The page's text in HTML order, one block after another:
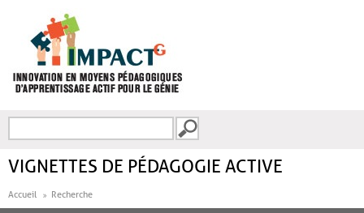
FORMULAIRE DE
VIGNETTES DE PÉDAGOGIE ACTIVE
Accueil Recherche